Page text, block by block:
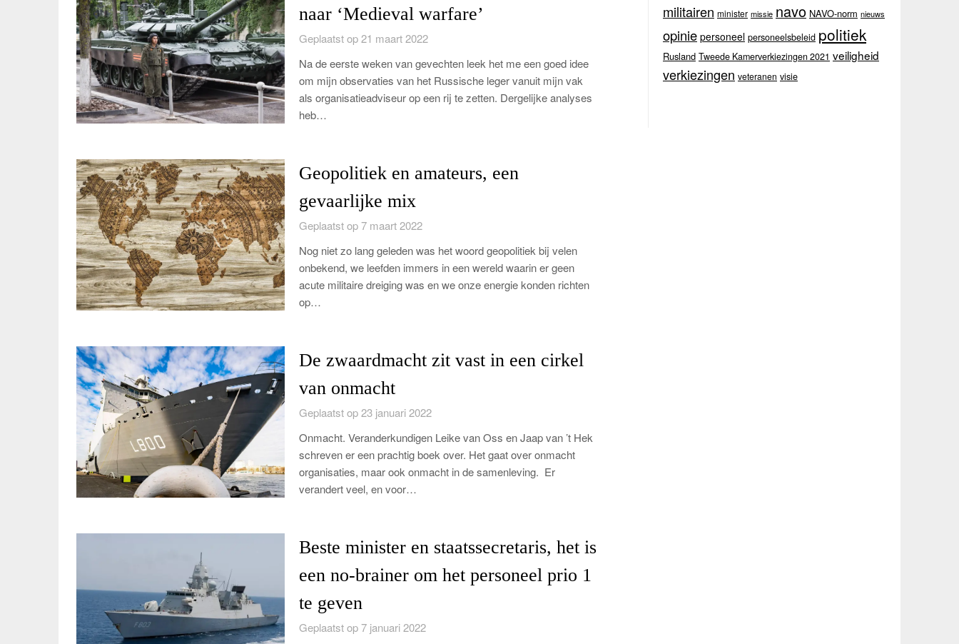
naar ‘Medieval warfare’
Geplaatst op 21 maart 2022
Na de eerste weken van gevechten leek het me een goed idee
om mijn observaties van het Russische leger vanuit mijn vak
als organisatieadviseur op een rij te zetten. Dergelijke analyses
heb…
Geopolitiek en amateurs, een
gevaarlijke mix
Geplaatst op 7 maart 2022
Nog niet zo lang geleden was het woord geopolitiek bij velen
onbekend, we leefden immers in een wereld waarin er geen
acute militaire dreiging was en we onze energie konden richten
op…
De zwaardmacht zit vast in een cirkel
van onmacht
Geplaatst op 23 januari 2022
Onmacht. Veranderkundigen Leike van Oss en Jaap van ’t Hek
schreven er een prachtig boek over. Het gaat over onmacht
organisaties, maar ook onmacht in de samenleving. Er
verandert veel, en voor…
Beste minister en staatssecretaris, het is
een no-brainer om het personeel prio 1
te geven
Geplaatst op 7 januari 2022
militairen minister missie navo NAVO-norm nieuws
opinie personeel personeelsbeleid politiek
Rusland Tweede Kamerverkiezingen 2021 veiligheid
verkiezingen veteranen visie